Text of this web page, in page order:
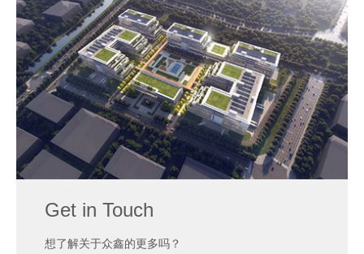
Get in Touch
想了解关于众鑫的更多吗？